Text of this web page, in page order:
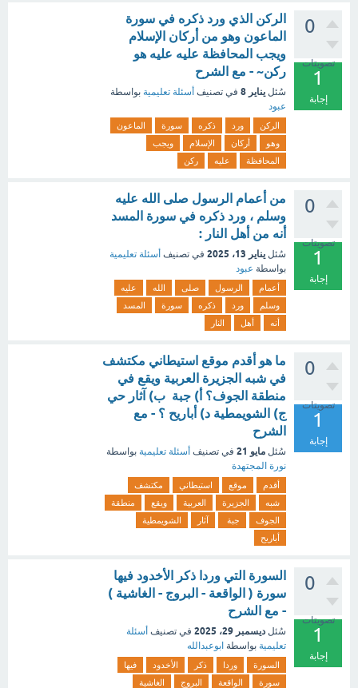
0
تصويتات
1
إجابة
الركن الذي ورد ذكره في سورة
الماعون وهو من أركان الإسلام
ويجب المحافظة عليه عليه هو
ركن~ - مع الشرح
سُئل يناير 8 في تصنيف أسئلة تعليمية بواسطة
عبود
الركن ورد ذكره سورة
الماعون
وهو
أركان الإسلام
ويجب
المحافظة
عليه ركن
0
تصويتات
1
إجابة
من أعمام الرسول صلى الله عليه
وسلم ، ورد ذكره في سورة المسد
أنه من أهل النار :
سُئل يناير 13، 2025 في تصنيف أسئلة تعليمية
بواسطة عبود
أعمام الرسول صلى الله
عليه
وسلم
ورد ذكره سورة
المسد
أنه
أهل النار
0
تصويتات
1
إجابة
ما هو أقدم موقع استيطاني مكتشف
في شبه الجزيرة العربية ويقع في
منطقة الجوف؟ أ) جبة ب) آثار حي
ج) الشويمطية د) أباريح ؟ - مع
الشرح
سُئل مايو 21 في تصنيف أسئلة تعليمية بواسطة
نورة المجتهدة
أقدم موقع استيطاني
مكتشف
شبه
الجزيرة العربية ويقع
منطقة
الجوف
جبة آثار
الشويمطية
أباريح
0
تصويتات
1
إجابة
السورة التي وردا ذكر الأخدود فيها
سورة ( الواقعة - البروج - الغاشية )
- مع الشرح
سُئل ديسمبر 29، 2025 في تصنيف أسئلة
تعليمية بواسطة ابوعبدالله
السورة وردا ذكر الأخدود
فيها
سورة
الواقعة البروج الغاشية